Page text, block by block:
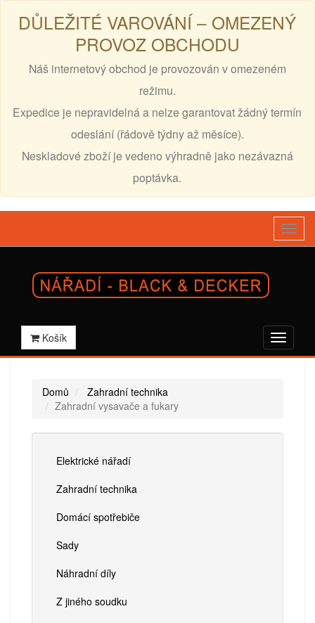
DŮLEŽITÉ VAROVÁNÍ – OMEZENÝ
PROVOZ OBCHODU
Náš internetový obchod je provozován v omezeném
režimu.
Expedice je nepravidelná a nelze garantovat žádný termín
odeslání (řádově týdny až měsíce).
Neskladové zboží je vedeno výhradně jako nezávazná
poptávka.
Košík
Domů
Zahradní technika
Zahradní vysavače a fukary
Elektrické nářadí
Zahradní technika
Domácí spotřebiče
Sady
Náhradní díly
Z jiného soudku